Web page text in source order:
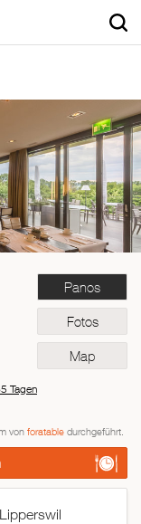
Panos
Fotos
Map
Tagen
von foratabledurchgeführt.